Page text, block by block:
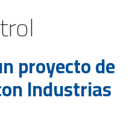
proyecto de
Industrias